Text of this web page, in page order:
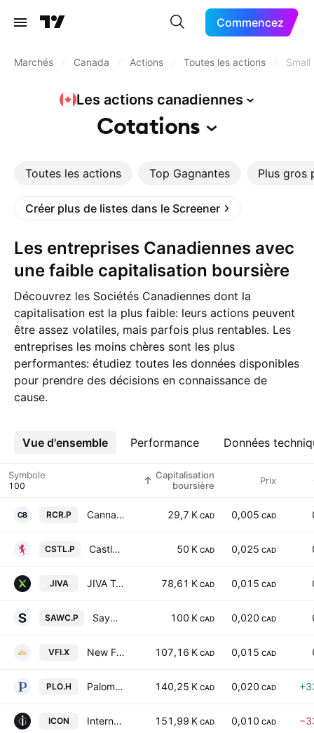
Commencez
Marchés Canada Actions Toutes les actions
Les actions canadiennes
Cotations
Toutes les actions Top Gagnantes Plus gros
Créer plus de listes dans le Screener
Les entreprises Canadiennes avec
une faible capitalisation boursière
Découvrez les Sociétés Canadiennes dont la
capitalisation est la plus faible: leurs actions peuvent
être assez volatiles, mais parfois plus rentables. Les
entreprises les moins chères sont les plus
performantes: étudiez toutes les données disponibles
pour prendre des décisions en connaissance de
cause.
Vue d'ensemble Performance Données
Plus
Symbole
Capitalisation
boursière
Prix
RCR.P Canna 8 Investment Trust 29,7 K CAD 0,005 CAD
CSTL.P Castlecap Capital, Inc. 50 K CAD 0,025 CAD
JIVA JIVA Technologies Inc. 78,61 K CAD 0,015 CAD
SAWC.P Sayward Capital Corp. 100 K CAD 0,020 CAD
VFI.X New Frontier Ventures Inc 107,16 K CAD 0,015 CAD
PLO.H Paloma Resources Inc. 140,25 K CAD 0,020 CAD
ICON International Iconic Gold Exploration Corp 151,99 K CAD 0,010 CAD